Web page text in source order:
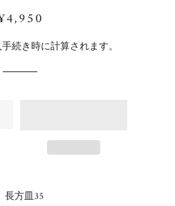
続き時に計算されます。
方皿35